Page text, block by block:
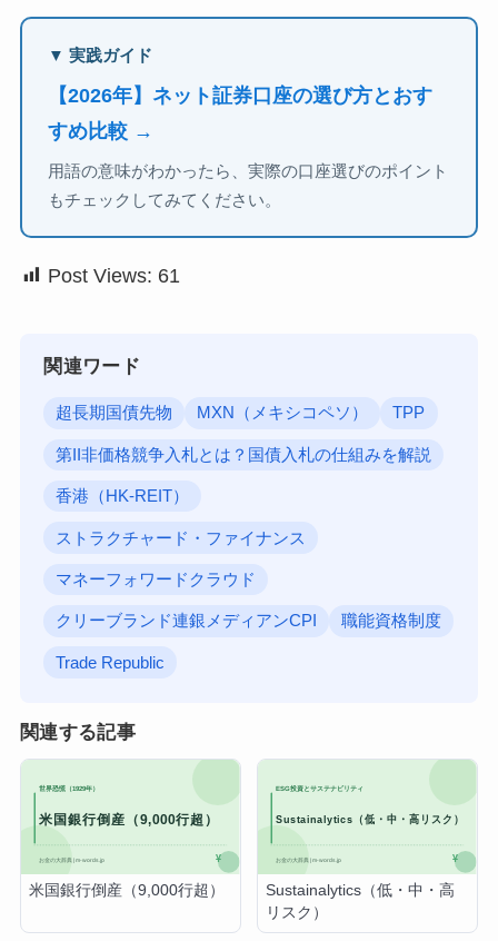
▼ 実践ガイド
【2026年】ネット証券口座の選び方とおす
すめ比較 →
用語の意味がわかったら、実際の口座選びのポイント
もチェックしてみてください。
Post Views: 61
関連ワード
超長期国債先物 MXN（メキシコペソ） TPP
第II非価格競争入札とは？国債入札の仕組みを解説
香港（HK-REIT）
ストラクチャード・ファイナンス
マネーフォワードクラウド
クリーブランド連銀メディアンCPI 職能資格制度
Trade Republic
関連する記事
米国銀行倒産（9,000行超）
Sustainalytics（低・中・高
リスク）